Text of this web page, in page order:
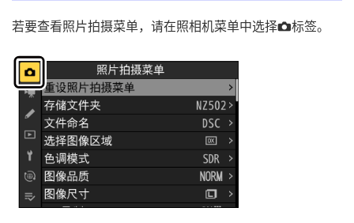
若要查看照片拍摄菜单，请在照相机菜单中选择C标签。